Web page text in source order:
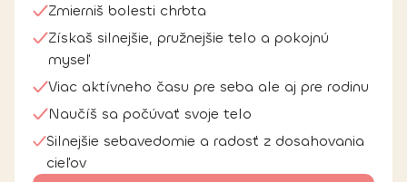
Zmierniš bolesti chrbta
Získaš silnejšie, pružnejšie telo a pokojnú
myseľ
Viac aktívneho času pre seba ale aj pre rodinu
Naučíš sa počúvať svoje telo
Silnejšie sebavedomie a radosť z dosahovania
cieľov